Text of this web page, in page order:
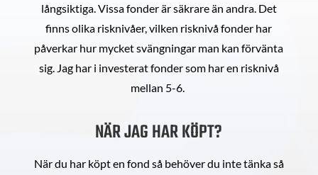
långsiktiga. Vissa fonder är säkrare än andra. Det
finns olika risknivåer, vilken risknivå fonder har
påverkar hur mycket svängningar man kan förvänta
sig. Jag har i investerat fonder som har en risknivå
mellan 5-6.
NÄR JAG HAR KÖPT?
När du har köpt en fond så behöver du inte tänka så